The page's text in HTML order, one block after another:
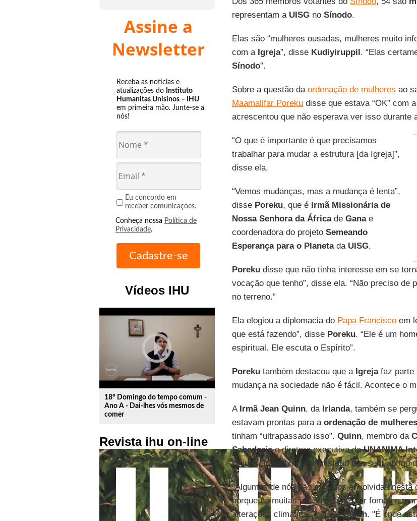
Assine a
Newsletter
Receba as notícias e
atualizações do Instituto
Humanitas Unisinos – IHU
em primeira mão. Junte-se a
nós!
Eu concordo em
receber comunicações.
Conheça nossa Política de
Privacidade.
Vídeos IHU
play_circle_outline
18º Domingo do tempo comum -
Ano A - Dai-lhes vós mesmos de
comer
Revista ihu on-line
representam a UISGno Sínodo.
Elas são “mulheres ousadas, mulheres muito
com aIgreja”, disse Kudiyiruppil. “Elas
Sínodo”.
Sobre a questão da ordenação de mulheres ao
Maamalifar Porekudisse que estava “OK” com a
acrescentou que não esperava ver isso durante
“O que é importante é que precisamos
trabalhar para mudar a estrutura [da Igreja]”,
disse ela.
“Vemos mudanças, mas a mudança é lenta”,
disse Poreku, que é Irmã Missionária de
Nossa Senhora da Áfricade Ganae
coordenadora do projeto Semeando
Esperança para o Planetada UISG.
Porekudisse que não tinha interesse em se
vocação que tenho”, disse ela. “Não preciso de
no terreno.”
Ela elogiou a diplomacia do Papa Franciscoem
que está fazendo”, disse Poreku. “Ele é um
espiritual. Ele escuta o Espírito”.
Porekutambém destacou que a Igrejafaz parte
mudança na sociedade não é fácil. Acontece o
A Irmã Jean Quinn, da Irlanda, também se
estavam prontas para a ordenação de mulheres
tinham “ultrapassado isso”. Quinn, membro da
Sabedoriae diretora executiva daUNANIMA
Unidas, trabalhou no ministério dos sem-abrigo
“Algumas de nós não estamos envolvidas nesta
porque há muitas pessoas a passar fome no
alterações climáticas”, disseQuinn. "É onde